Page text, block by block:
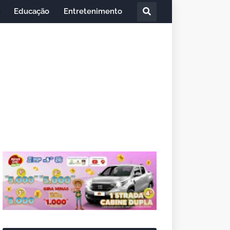
Educação Entretenimento